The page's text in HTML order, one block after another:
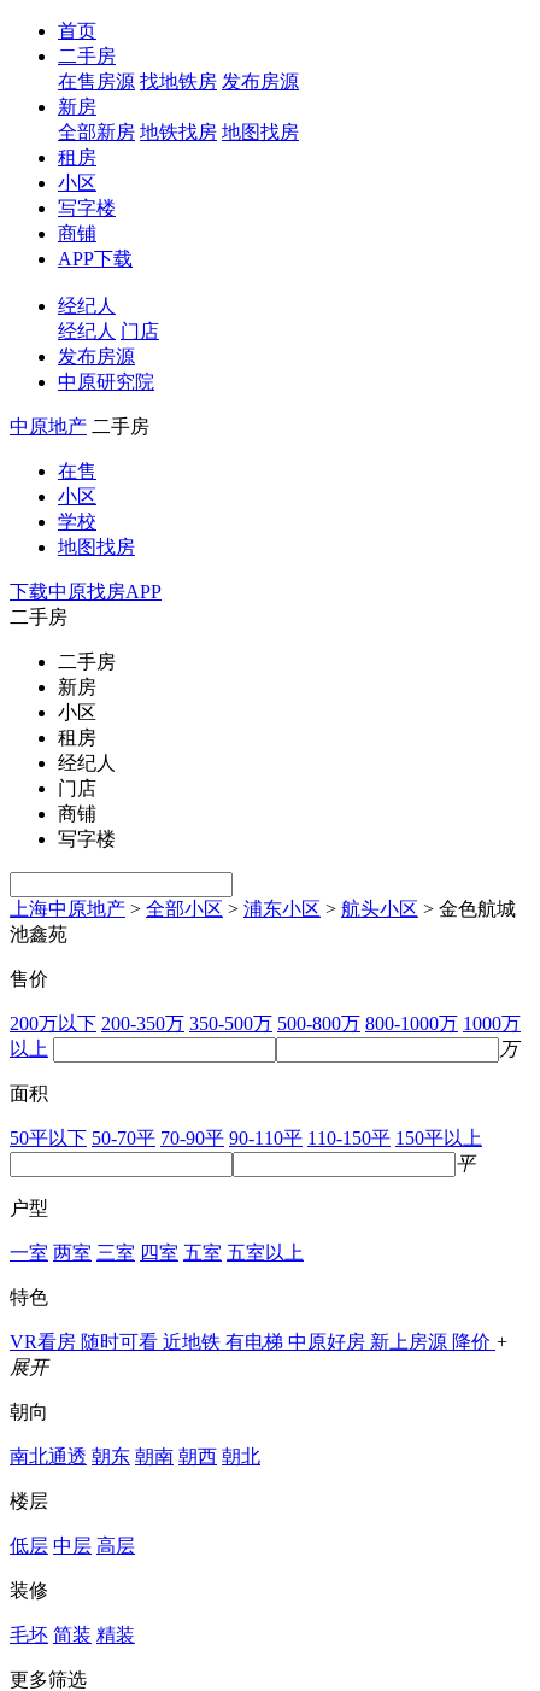
首页
二手房
在售房源 找地铁房 发布房源
新房
全部新房 地铁找房 地图找房
租房
小区
写字楼
商铺
APP下载
经纪人
经纪人 门店
发布房源
中原研究院
中原地产 二手房
在售
小区
学校
地图找房
下载中原找房APP
二手房
二手房
新房
小区
租房
经纪人
门店
商铺
写字楼
上海中原地产 > 全部小区 > 浦东小区 > 航头小区 > 金色航城
池鑫苑
售价
200万以下 200-350万 350-500万 500-800万 800-1000万 1000万
以上
万
面积
50平以下 50-70平 70-90平 90-110平 110-150平 150平以上
平
户型
一室 两室 三室 四室 五室 五室以上
特色
VR看房 随时可看 近地铁 有电梯 中原好房 新上房源 降价 +
展开
朝向
南北通透 朝东 朝南 朝西 朝北
楼层
低层 中层 高层
装修
毛坯 简装 精装
更多筛选